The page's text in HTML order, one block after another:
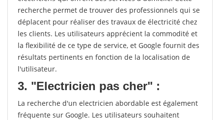
recherche permet de trouver des professionnels qui se
déplacent pour réaliser des travaux de électricité chez
les clients. Les utilisateurs apprécient la commodité et
la flexibilité de ce type de service, et Google fournit des
résultats pertinents en fonction de la localisation de
l'utilisateur.
3. "Electricien pas cher" :
La recherche d'un electricien abordable est également
fréquente sur Google. Les utilisateurs souhaitent